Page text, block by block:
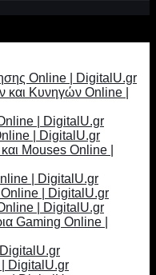
Online | DigitalU.gr
και Κυνηγών Online |
| DigitalU.gr
| DigitalU.gr
Mouses Online |
| DigitalU.gr
| DigitalU.gr
| DigitalU.gr
Gaming Online |
| DigitalU.gr